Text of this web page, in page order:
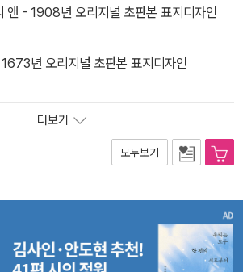
앤 - 1908년 오리지널 초판본 표지디자인
년 오리지널 초판본 표지디자인
더보기
모두보기